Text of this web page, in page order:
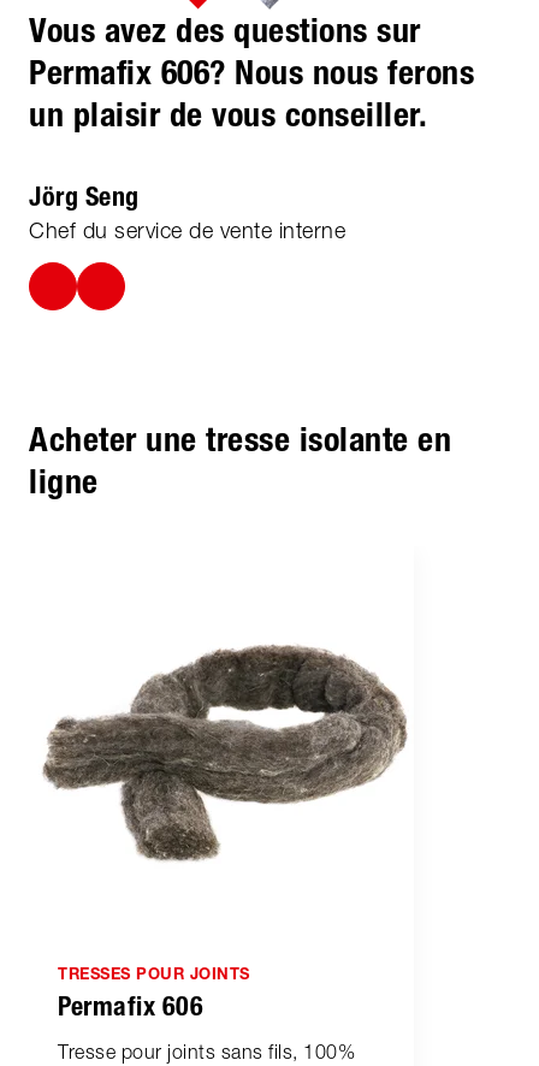
Vous avez des questions sur
Permafix 606? Nous nous ferons
un plaisir de vous conseiller.
Jörg Seng
Chef du service de vente interne
Acheter une tresse isolante en
ligne
TRESSES POUR JOINTS
Permafix 606
Tresse pour joints sans fils, 100%